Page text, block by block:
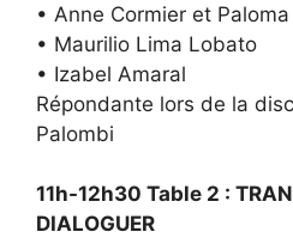
• Anne Cormier et
• Maurilio Lima Lobato
• Izabel Amaral
Répondante lors de la
Palombi
11h-12h30 Table 2 :
DIALOGUER